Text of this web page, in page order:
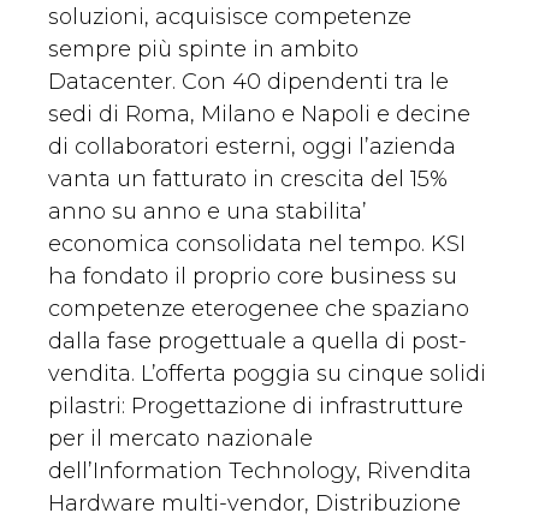
soluzioni, acquisisce competenze
sempre più spinte in ambito
Datacenter. Con 40 dipendenti tra le
sedi di Roma, Milano e Napoli e decine
di collaboratori esterni, oggi l’azienda
vanta un fatturato in crescita del 15%
anno su anno e una stabilita’
economica consolidata nel tempo. KSI
ha fondato il proprio core business su
competenze eterogenee che spaziano
dalla fase progettuale a quella di post-
vendita. L’offerta poggia su cinque solidi
pilastri: Progettazione di infrastrutture
per il mercato nazionale
dell’Information Technology, Rivendita
Hardware multi-vendor, Distribuzione